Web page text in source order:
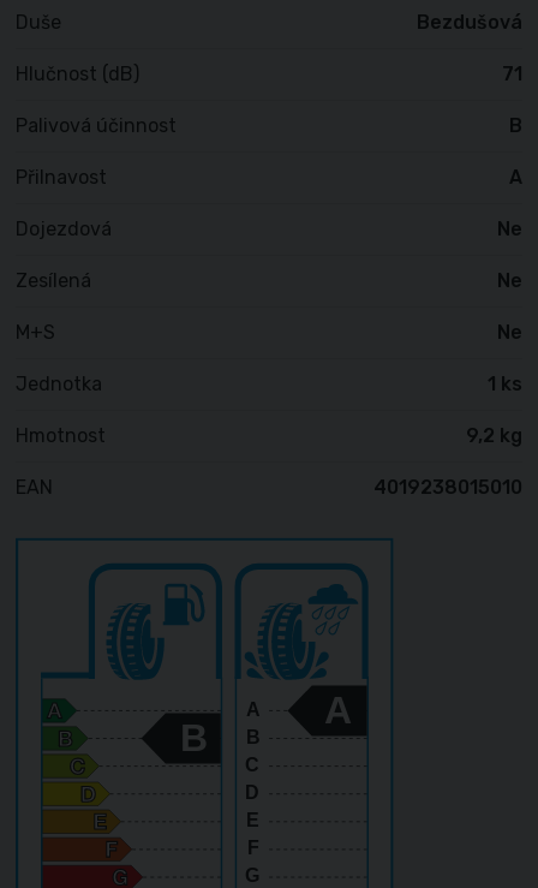
Duše Bezdušová
Hlučnost (dB) 71
Palivová účinnost B
Přilnavost A
Dojezdová Ne
Zesílená Ne
M+S Ne
Jednotka 1 ks
Hmotnost 9,2 kg
EAN 4019238015010
A
B
C
D
E
F
G
B
A